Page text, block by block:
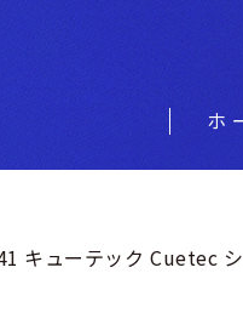
ホ
キューテック Cuetec